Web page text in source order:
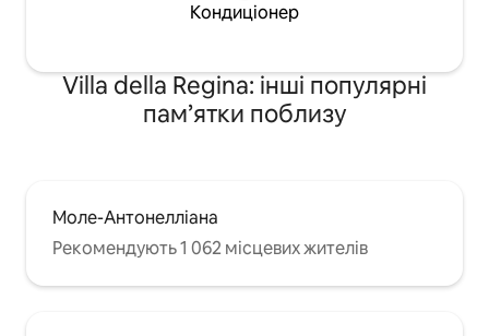
Кондиціонер
Villa della Regina: інші популярні
пам’ятки поблизу
Моле-Антонелліана
Рекомендують 1 062 місцевих жителів